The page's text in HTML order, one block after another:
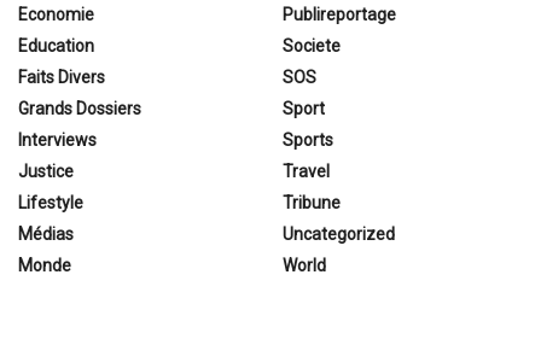
Economie
Education
Faits Divers
Grands Dossiers
Interviews
Justice
Lifestyle
Médias
Monde
Publireportage
Societe
SOS
Sport
Sports
Travel
Tribune
Uncategorized
World